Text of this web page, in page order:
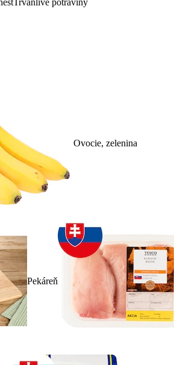
Trvanlivé potraviny
Ovocie, zelenina
Pekáreň